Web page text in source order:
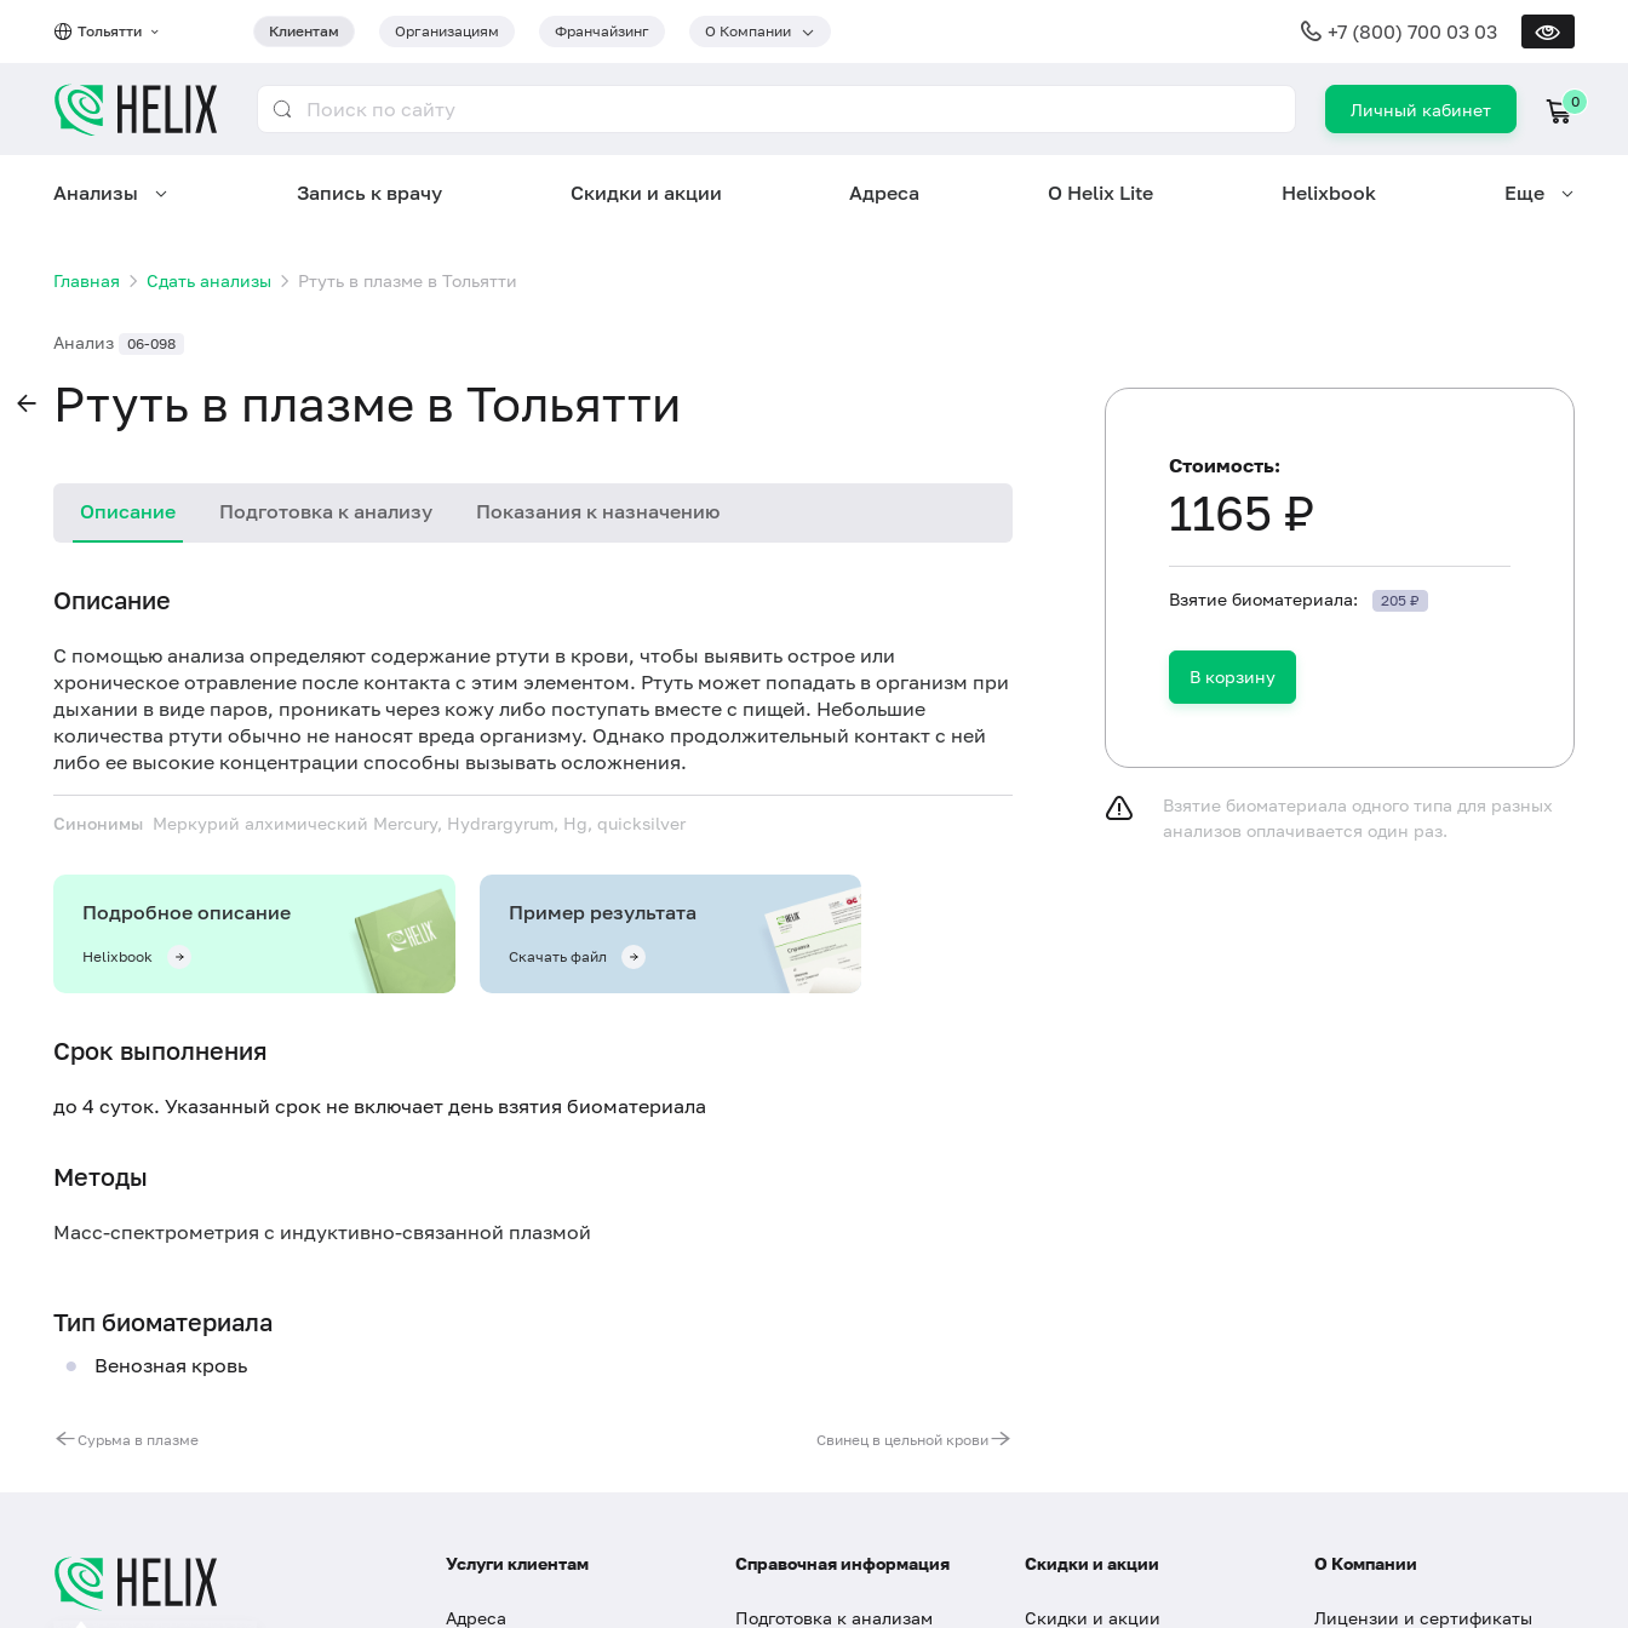
Тольятти Клиентам Организациям Франчайзинг О Компании +7 (800) 700 03 03
Личный кабинет 0
Анализы Запись к врачу Скидки и акции Адреса О Helix Lite Helixbook Еще
Главная Сдать анализы Ртуть в плазме в Тольятти
Анализ 06-098
Ртуть в плазме в Тольятти
Описание Подготовка к анализу Показания к назначению
Описание
С помощью анализа определяют содержание ртути в крови, чтобы выявить острое или
хроническое отравление после контакта с этим элементом. Ртуть может попадать в организм при
дыхании в виде паров, проникать через кожу либо поступать вместе с пищей. Небольшие
количества ртути обычно не наносят вреда организму. Однако продолжительный контакт с ней
либо ее высокие концентрации способны вызывать осложнения.
Синонимы Меркурий алхимический Mercury, Hydrargyrum, Hg, quicksilver
Подробное описание
Helixbook
Пример результата
Скачать файл
Срок выполнения
до 4 суток. Указанный срок не включает день взятия биоматериала
Методы
Масс-спектрометрия с индуктивно-связанной плазмой
Тип биоматериала
Венозная кровь
Сурьма в плазме Свинец в цельной крови
Детям в возрасте до 1 года не принимать пищу в течение
Не принимать пищу в течение 2-3 часов до
негазированную воду.
Не курить в течение 30 минут до исследования.
Стоимость:
1165 ₽
Взятие биоматериала: 205 ₽
В корзину
Взятие биоматериала одного типа для разных
анализов оплачивается один раз.
Услуги клиентам
Адреса
Справочная информация
Подготовка к анализам
Скидки и акции
Скидки и акции
О Компании
Лицензии и сертификаты